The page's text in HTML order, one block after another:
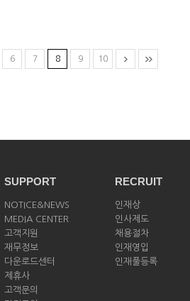
6 7 8 9 10
SUPPORT
NOTICE&NEWS
MEDIA CENTER
고객지원
재무정보
다운로드센터
제휴사
고객문의
RECRUIT
인재상
인사제도
채용절차
인재영입
인재풀등록